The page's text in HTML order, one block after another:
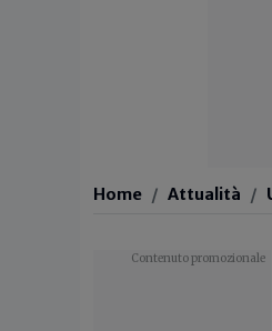
Home Attualità